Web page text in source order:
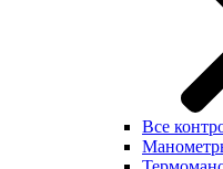
Все